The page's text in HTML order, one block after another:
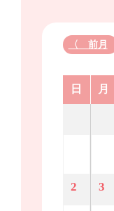
〈 前月
日 月
2 3